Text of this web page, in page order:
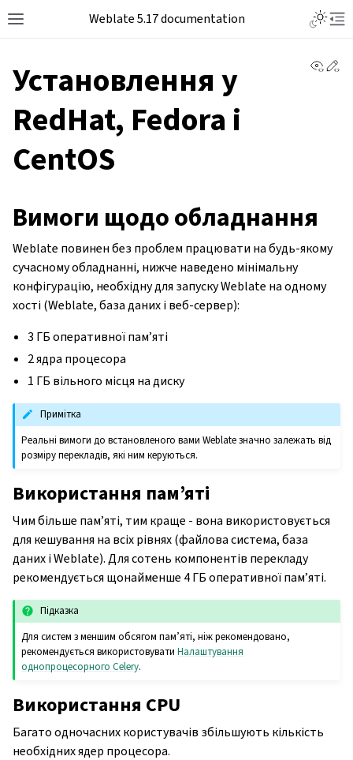
Weblate 5.17 documentation
Установлення у
RedHat, Fedora і
CentOS
Вимоги щодо обладнання
Weblate повинен без проблем працювати на будь-якому
сучасному обладнанні, нижче наведено мінімальну
конфігурацію, необхідну для запуску Weblate на одному
хості (Weblate, база даних і веб-сервер):
3 ГБ оперативної пам’яті
2 ядра процесора
1 ГБ вільного місця на диску
Примітка
Реальні вимоги до встановленого вами Weblate значно залежать від
розміру перекладів, які ним керуються.
Використання пам’яті
Чим більше пам’яті, тим краще - вона використовується
для кешування на всіх рівнях (файлова система, база
даних і Weblate). Для сотень компонентів перекладу
рекомендується щонайменше 4 ГБ оперативної пам’яті.
Підказка
Для систем з меншим обсягом пам’яті, ніж рекомендовано,
рекомендується використовуватиНалаштування
однопроцесорного Celery.
Використання CPU
Багато одночасних користувачів збільшують кількість
необхідних ядер процесора.